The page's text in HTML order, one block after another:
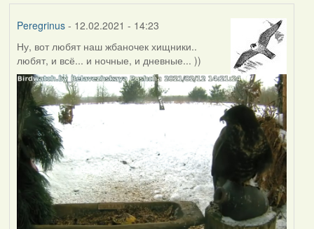
Peregrinus- 12.02.2021 - 14:23
Ну, вот любят наш жбаночек хищники..
любят, и всё... и ночные, и дневные... ))